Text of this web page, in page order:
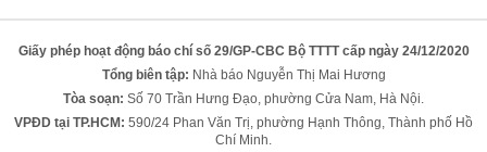
Giấy phép hoạt động báo chí số 29/GP-CBC Bộ TTTT cấp ngày 24/12/2020
Tổng biên tập: Nhà báo Nguyễn Thị Mai Hương
Tòa soạn: Số 70 Trần Hưng Đạo, phường Cửa Nam, Hà Nội.
VPĐD tại TP.HCM: 590/24 Phan Văn Trị, phường Hạnh Thông, Thành phố Hồ
Chí Minh.